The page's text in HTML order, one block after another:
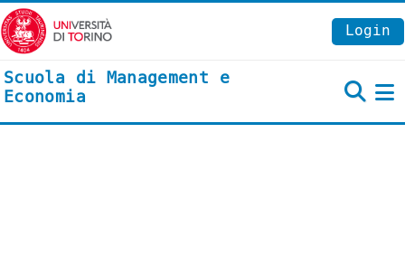
Vai al contenuto principale
Login
Scuola di Management e
Economia